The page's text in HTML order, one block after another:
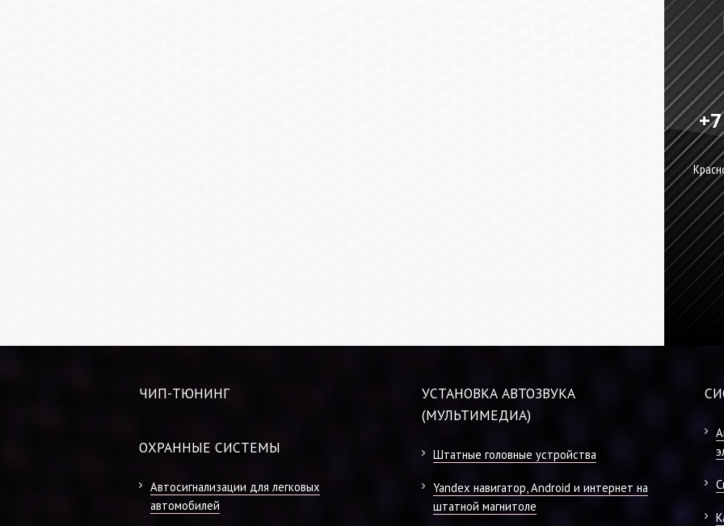
ЧИП-ТЮНИНГ
ОХРАННЫЕ СИСТЕМЫ
Автосигнализации для легковых
автомобилей
УСТАНОВКА АВТОЗВУКА
(МУЛЬТИМЕДИА)
Штатные головные устройства
Yandex навигатор, Android и интернет на
штатной магнитоле